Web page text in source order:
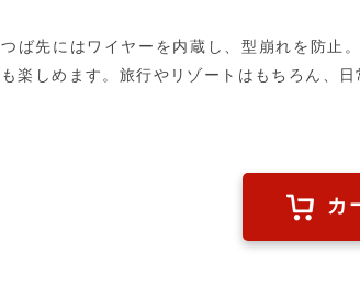
つば先にはワイヤーを内蔵し、型崩れを防止
も楽しめます。旅行やリゾートはもちろん、
カ